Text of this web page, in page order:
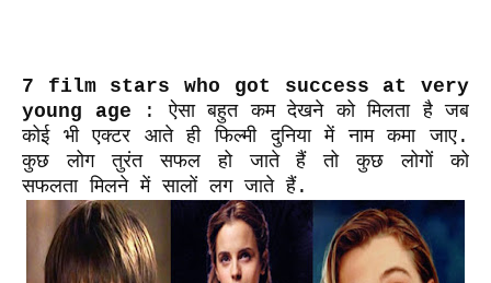
7 film stars who got success at very
young age
:ऐसा बहुत कम देखने को मिलता है जब
कोई भी एक्टर आते ही फिल्मी दुनिया में नाम कमा जाए.
कुछ लोग तुरंत सफल हो जाते हैं तो कुछ लोगों को
सफलता मिलने में सालों लग जाते हैं.